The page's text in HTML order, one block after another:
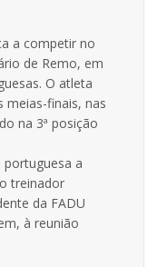
a competir no
de Remo, em
O atleta
meias-finais, nas
na 3ª posição
portuguesa a
treinador
da FADU
à reunião